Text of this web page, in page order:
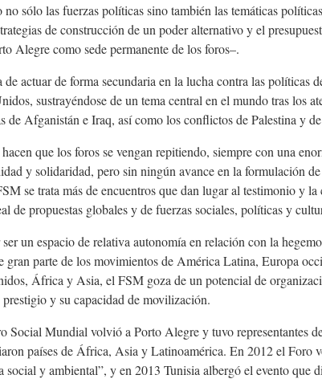
sólo las fuerzas políticas sino también las temáticas
de construcción de un poder alternativo y el
Alegre como sede permanente de los foros–.
actuar de forma secundaria en la lucha contra las políticas
sustrayéndose de un tema central en el mundo tras los
de Afganistán e Iraq, así como los conflictos de Palestina y de
que los foros se vengan repitiendo, siempre con una
y solidaridad, pero sin ningún avance en la formulación
se trata más de encuen­tros que dan lugar al testimonio y
de propuestas globales y de fuerzas sociales, políticas y
un espacio de relativa autonomía en relación con la
gran parte de los movimientos de América Latina, Europa
África y Asia, el FSM goza de un potencial de
prestigio y su capacidad de movilización.
Social Mundial volvió a Porto Alegre y tuvo representantes
países de África, Asia y Latinoamérica. En 2012 el Foro
social y ambiental”, y en 2013 Tunisia albergó el evento que